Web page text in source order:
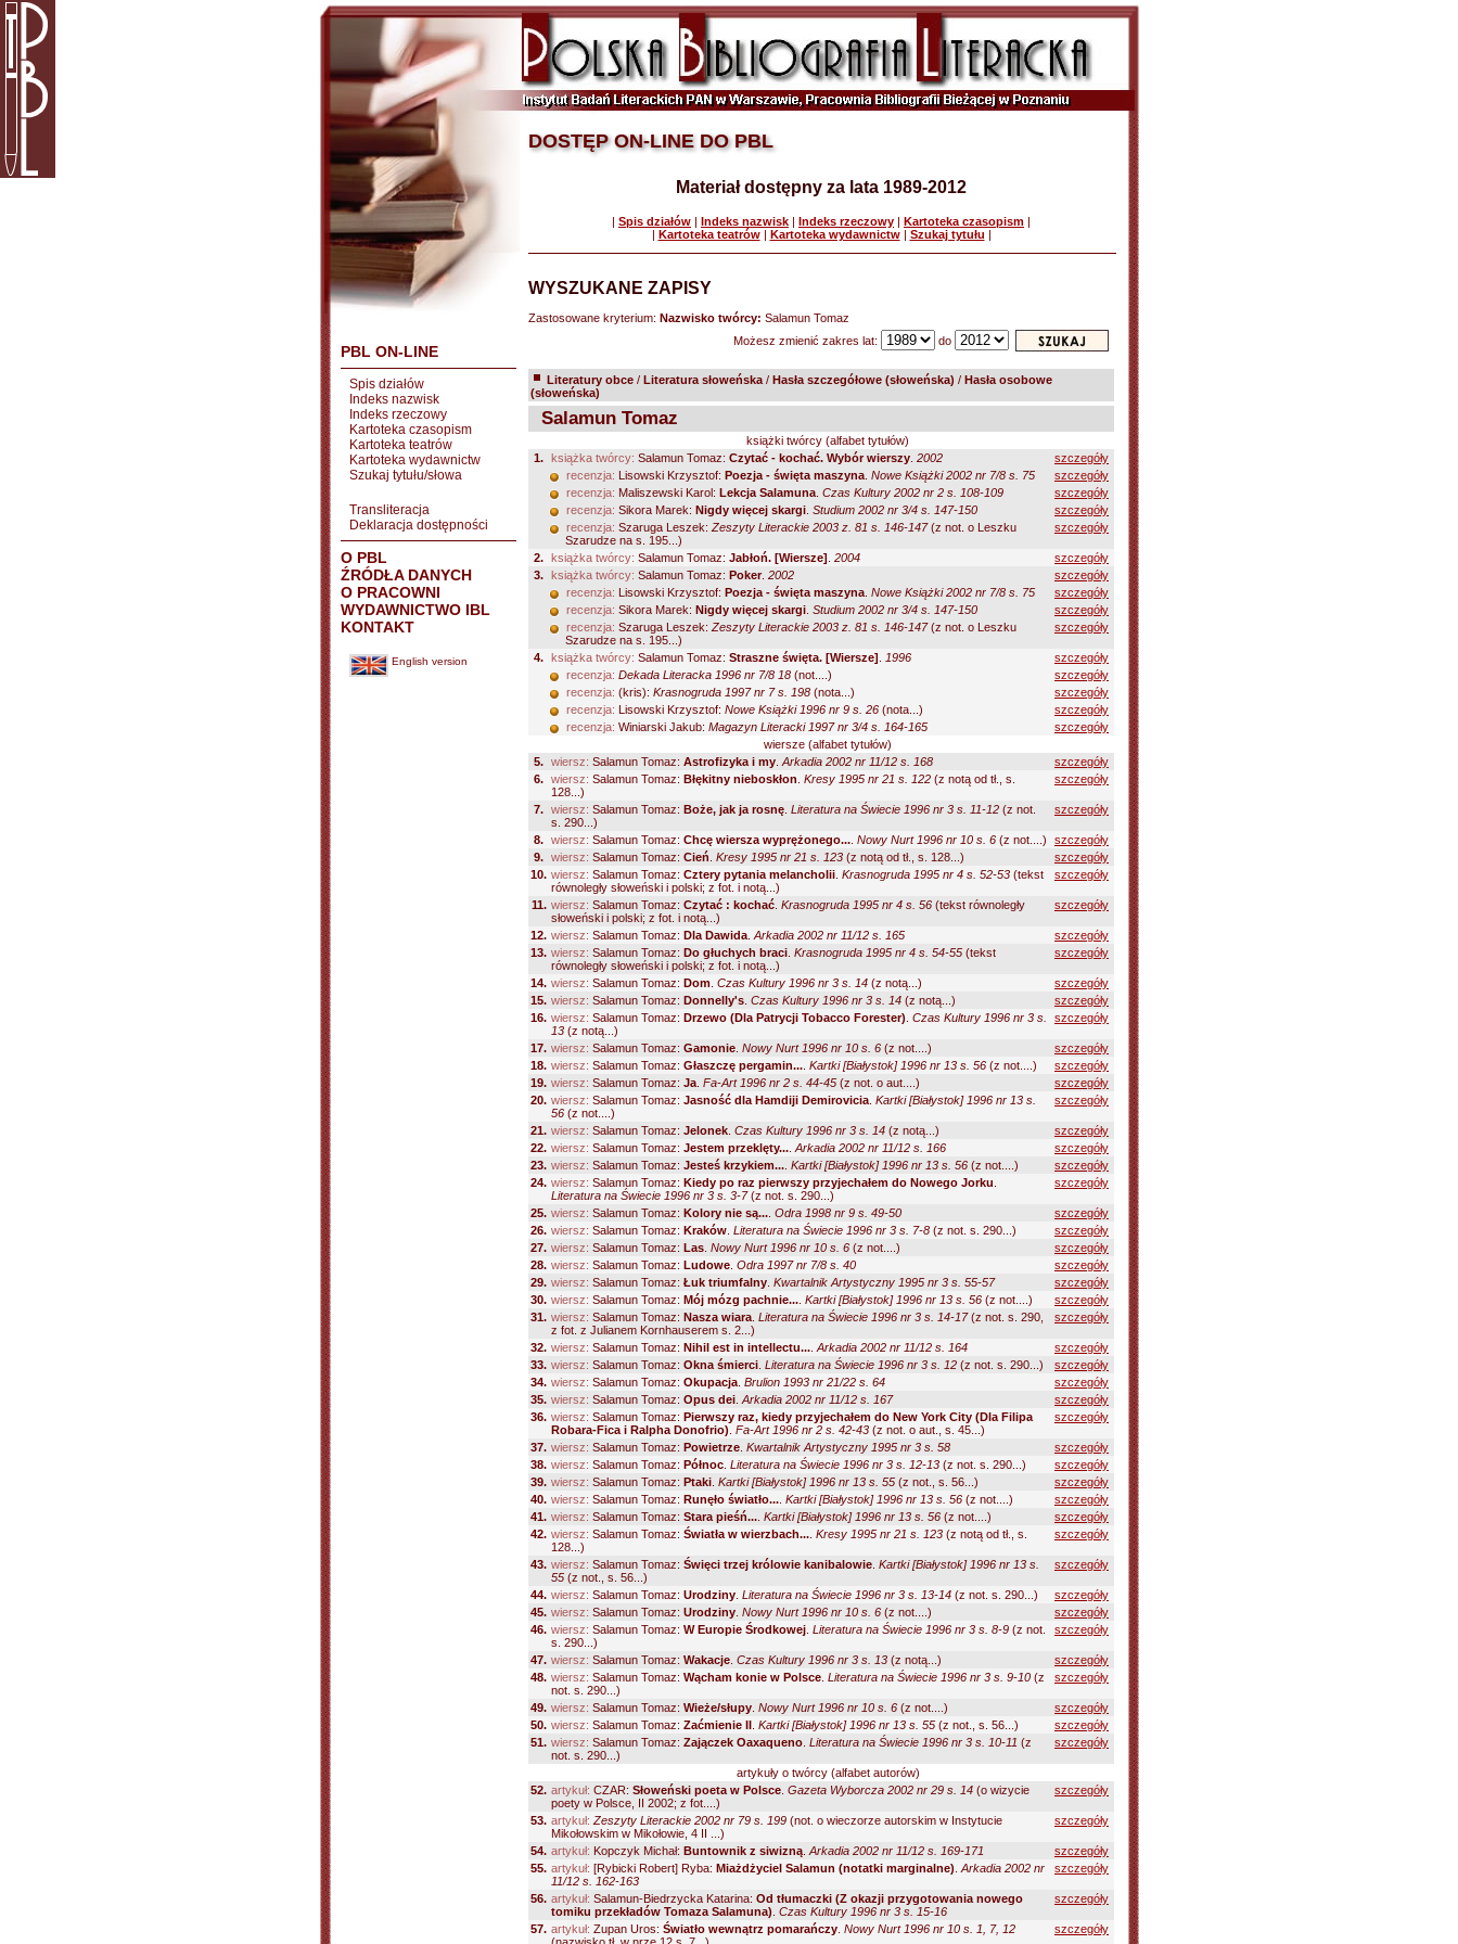
PBL ON-LINE
Spis działów
Indeks nazwisk
Indeks rzeczowy
Kartoteka czasopism
Kartoteka teatrów
Kartoteka wydawnictw
Szukaj tytułu/słowa
Transliteracja
Deklaracja dostępności
O PBL
ŹRÓDŁA DANYCH
O PRACOWNI
WYDAWNICTWO IBL
KONTAKT
English version
DOSTĘP ON-LINE DO PBL
Materiał dostępny za lata 1989-2012
| Spis działów | Indeks nazwisk | Indeks rzeczowy | Kartoteka czasopism |
| Kartoteka teatrów| Kartoteka wydawnictw| Szukaj tytułu |
WYSZUKANE ZAPISY
Zastosowane kryterium: Nazwisko twórcy: Salamun Tomaz
Możesz zmienić zakres lat:
do
Literatury obce / Literatura słoweńska / Hasła szczegółowe (słoweńska) / Hasła osobowe
(słoweńska)
Salamun Tomaz
książki twórcy (alfabet tytułów)
1. książka twórcy: Salamun Tomaz: Czytać - kochać. Wybór wierszy 2002
szczegóły
recenzja: Lisowski Krzysztof: Poezja - święta maszyna Nowe Książki 2002 nr 7/8 s. 75
szczegóły
recenzja: Maliszewski Karol: Lekcja Salamuna Czas Kultury 2002 nr 2 s. 108-109
szczegóły
recenzja: Sikora Marek: Nigdy więcej skargi Studium 2002 nr 3/4 s. 147-150
szczegóły
recenzja: Szaruga Leszek: Zeszyty Literackie 2003 z. 81 s. 146-147(z not. o Leszku
Szarudze na s. 195...)
szczegóły
2. książka twórcy: Salamun Tomaz: Jabłoń. [Wiersze] 2004
szczegóły
3. książka twórcy: Salamun Tomaz: Poker. 2002
szczegóły
recenzja: Lisowski Krzysztof: Poezja - święta maszyna Nowe Książki 2002 nr 7/8 s. 75
szczegóły
recenzja: Sikora Marek: Nigdy więcej skargi Studium 2002 nr 3/4 s. 147-150
szczegóły
recenzja: Szaruga Leszek: Zeszyty Literackie 2003 z. 81 s. 146-147(z not. o Leszku
Szarudze na s. 195...)
szczegóły
4. książka twórcy: Salamun Tomaz: Straszne święta. [Wiersze] 1996
szczegóły
recenzja: Dekada Literacka 1996 nr 7/8 18 (not....)
szczegóły
recenzja: (kris): Krasnogruda 1997 nr 7 s. 198 (nota...)
szczegóły
recenzja: Lisowski Krzysztof: Nowe Książki 1996 nr 9 s. 26 (nota...)
szczegóły
recenzja: Winiarski Jakub: Magazyn Literacki 1997 nr 3/4 s. 164-165
szczegóły
wiersze (alfabet tytułów)
5. wiersz: Salamun Tomaz: Astrofizyka i my Arkadia 2002 nr 11/12 s. 168
szczegóły
6. wiersz: Salamun Tomaz: Błękitny nieboskłon Kresy 1995 nr 21 s. 122 (z notą od tł., s.
128...)
szczegóły
7. wiersz: Salamun Tomaz: Boże, jak ja rosnę Literatura na Świecie 1996 nr 3 s. 11-12 (z not.
s. 290...)
szczegóły
8. wiersz: Salamun Tomaz: Chcę wiersza wyprężonego... Nowy Nurt 1996 nr 10 s. 6 (z not....)
szczegóły
9. wiersz: Salamun Tomaz: Cień Kresy 1995 nr 21 s. 123 (z notą od tł., s. 128...)
szczegóły
10. wiersz: Salamun Tomaz: Cztery pytania melancholii Krasnogruda 1995 nr 4 s. 52-53 (tekst
równoległy słoweński i polski; z fot. i notą...)
szczegóły
11. wiersz: Salamun Tomaz: Czytać : kochać Krasnogruda 1995 nr 4 s. 56 (tekst równoległy
słoweński i polski; z fot. i notą...)
szczegóły
12. wiersz: Salamun Tomaz: Dla Dawida Arkadia 2002 nr 11/12 s. 165
szczegóły
13. wiersz: Salamun Tomaz: Do głuchych braci Krasnogruda 1995 nr 4 s. 54-55 (tekst
równoległy słoweński i polski; z fot. i notą...)
szczegóły
14. wiersz: Salamun Tomaz: Dom Czas Kultury 1996 nr 3 s. 14 (z notą...)
szczegóły
15. wiersz: Salamun Tomaz: Donnelly's Czas Kultury 1996 nr 3 s. 14 (z notą...)
szczegóły
16. wiersz: Salamun Tomaz: Drzewo (Dla Patrycji Tobacco Forester) Czas Kultury 1996 nr 3 s.
13 (z notą...)
szczegóły
17. wiersz: Salamun Tomaz: Gamonie Nowy Nurt 1996 nr 10 s. 6 (z not....)
szczegóły
18. wiersz: Salamun Tomaz: Głaszczę pergamin... Kartki [Białystok] 1996 nr 13 s. 56 (z not....)
szczegóły
19. wiersz: Salamun Tomaz: Ja Fa-Art 1996 nr 2 s. 44-45 (z not. o aut....)
szczegóły
20. wiersz: Salamun Tomaz: Jasność dla Hamdiji Demirovicia Kartki [Białystok] 1996 nr 13 s.
56 (z not....)
szczegóły
21. wiersz: Salamun Tomaz: Jelonek Czas Kultury 1996 nr 3 s. 14 (z notą...)
szczegóły
22. wiersz: Salamun Tomaz: Jestem przeklęty... Arkadia 2002 nr 11/12 s. 166
szczegóły
23. wiersz: Salamun Tomaz: Jesteś krzykiem... Kartki [Białystok] 1996 nr 13 s. 56 (z not....)
szczegóły
24. wiersz: Salamun Tomaz: Kiedy po raz pierwszy przyjechałem do Nowego Jorku
Literatura na Świecie 1996 nr 3 s. 3-7(z not. s. 290...)
szczegóły
25. wiersz: Salamun Tomaz: Kolory nie są... Odra 1998 nr 9 s. 49-50
szczegóły
26. wiersz: Salamun Tomaz: Kraków Literatura na Świecie 1996 nr 3 s. 7-8 (z not. s. 290...)
szczegóły
27. wiersz: Salamun Tomaz: Las Nowy Nurt 1996 nr 10 s. 6 (z not....)
szczegóły
28. wiersz: Salamun Tomaz: Ludowe Odra 1997 nr 7/8 s. 40
szczegóły
29. wiersz: Salamun Tomaz: Łuk triumfalny Kwartalnik Artystyczny 1995 nr 3 s. 55-57
szczegóły
30. wiersz: Salamun Tomaz: Mój mózg pachnie... Kartki [Białystok] 1996 nr 13 s. 56 (z not....)
szczegóły
31. wiersz: Salamun Tomaz: Nasza wiara Literatura na Świecie 1996 nr 3 s. 14-17(z not. s. 290,
z fot. z Julianem Kornhauserem s. 2...)
szczegóły
32. wiersz: Salamun Tomaz: Nihil est in intellectu... Arkadia 2002 nr 11/12 s. 164
szczegóły
33. wiersz: Salamun Tomaz: Okna śmierci Literatura na Świecie 1996 nr 3 s. 12 (z not. s. 290...)
szczegóły
34. wiersz: Salamun Tomaz: Okupacja Brulion 1993 nr 21/22 s. 64
szczegóły
35. wiersz: Salamun Tomaz: Opus dei Arkadia 2002 nr 11/12 s. 167
szczegóły
36. wiersz: Salamun Tomaz: Pierwszy raz, kiedy przyjechałem do New York City (Dla Filipa
Robara-Fica i Ralpha Donofrio) Fa-Art 1996 nr 2 s. 42-43 (z not. o aut., s. 45...)
szczegóły
37. wiersz: Salamun Tomaz: Powietrze Kwartalnik Artystyczny 1995 nr 3 s. 58
szczegóły
38. wiersz: Salamun Tomaz: Północ Literatura na Świecie 1996 nr 3 s. 12-13 (z not. s. 290...)
szczegóły
39. wiersz: Salamun Tomaz: Ptaki Kartki [Białystok] 1996 nr 13 s. 55 (z not., s. 56...)
szczegóły
40. wiersz: Salamun Tomaz: Runęło światło... Kartki [Białystok] 1996 nr 13 s. 56 (z not....)
szczegóły
41. wiersz: Salamun Tomaz: Stara pieśń... Kartki [Białystok] 1996 nr 13 s. 56 (z not....)
szczegóły
42. wiersz: Salamun Tomaz: Światła w wierzbach... Kresy 1995 nr 21 s. 123 (z notą od tł., s.
128...)
szczegóły
43. wiersz: Salamun Tomaz: Święci trzej królowie kanibalowie Kartki [Białystok] 1996 nr 13 s.
55 (z not., s. 56...)
szczegóły
44. wiersz: Salamun Tomaz: Urodziny Literatura na Świecie 1996 nr 3 s. 13-14 (z not. s. 290...)
szczegóły
45. wiersz: Salamun Tomaz: Urodziny Nowy Nurt 1996 nr 10 s. 6 (z not....)
szczegóły
46. wiersz: Salamun Tomaz: W Europie Środkowej Literatura na Świecie 1996 nr 3 s. 8-9 (z not.
s. 290...)
szczegóły
47. wiersz: Salamun Tomaz: Wakacje Czas Kultury 1996 nr 3 s. 13 (z notą...)
szczegóły
48. wiersz: Salamun Tomaz: Wącham konie w Polsce Literatura na Świecie 1996 nr 3 s. 9-10 (z
not. s. 290...)
szczegóły
49. wiersz: Salamun Tomaz: Wieże/słupy Nowy Nurt 1996 nr 10 s. 6 (z not....)
szczegóły
50. wiersz: Salamun Tomaz: Zaćmienie II Kartki [Białystok] 1996 nr 13 s. 55 (z not., s. 56...)
szczegóły
51. wiersz: Salamun Tomaz: Zajączek Oaxaqueno Literatura na Świecie 1996 nr 3 s. 10-11 (z
not. s. 290...)
szczegóły
artykuły o twórcy (alfabet autorów)
52. artykuł: CZAR: Słoweński poeta w Polsce Gazeta Wyborcza 2002 nr 29 s. 14 (o wizycie
poety w Polsce, II 2002; z fot....)
szczegóły
53. artykuł: Zeszyty Literackie 2002 nr 79 s. 199 (not. o wieczorze autorskim w Instytucie
Mikołowskim w Mikołowie, 4 II ...)
szczegóły
54. artykuł: Kopczyk Michał: Buntownik z siwizną Arkadia 2002 nr 11/12 s. 169-171
szczegóły
55. artykuł: [Rybicki Robert] Ryba: Miażdżyciel Salamun (notatki marginalne) Arkadia 2002 nr
11/12 s. 162-163
szczegóły
56. artykuł: Salamun-Biedrzycka Katarina: Od tłumaczki (Z okazji przygotowania nowego
tomiku przekładów Tomaza Salamuna) Czas Kultury 1996 nr 3 s. 15-16
szczegóły
57. artykuł: Zupan Uros: Światło wewnątrz pomarańczy Nowy Nurt 1996 nr 10 s. 1, 7, 12
szczegóły